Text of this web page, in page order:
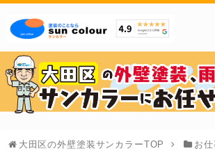
大田区の外壁塗装サンカラーTOP お